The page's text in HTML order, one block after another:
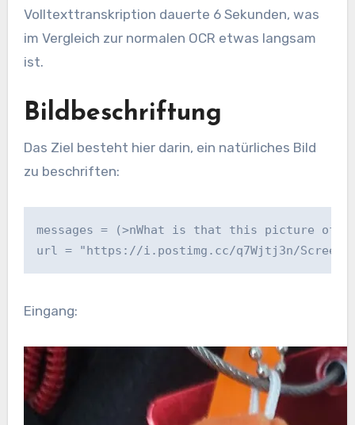
Volltexttranskription dauerte 6 Sekunden, was
im Vergleich zur normalen OCR etwas langsam
ist.
Bildbeschriftung
Das Ziel besteht hier darin, ein natürliches Bild
zu beschriften:
messages = (>nWhat is that this picture
url = "https://i.postimg.cc/q7Wjtj3n/
Eingang: